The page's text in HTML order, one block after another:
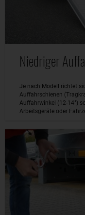
Niedriger
Je nach Modell richtet
Auffahrschienen
Auffahrwinkel (12-14°)
Arbeitsgeräte oder